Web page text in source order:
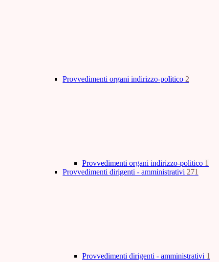
Provvedimenti organi indirizzo-politico 2
Provvedimenti organi indirizzo-politico 1
Provvedimenti dirigenti - amministrativi 271
Provvedimenti dirigenti - amministrativi 1